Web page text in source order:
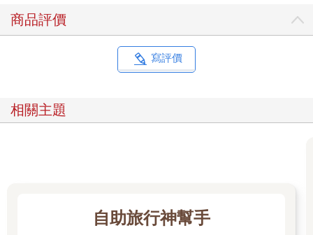
商品評價
寫評價
相關主題
自助旅行神幫手